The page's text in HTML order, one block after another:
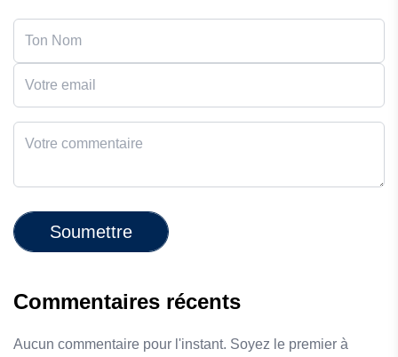
Soumettre
Commentaires récents
Aucun commentaire pour l'instant. Soyez le premier à